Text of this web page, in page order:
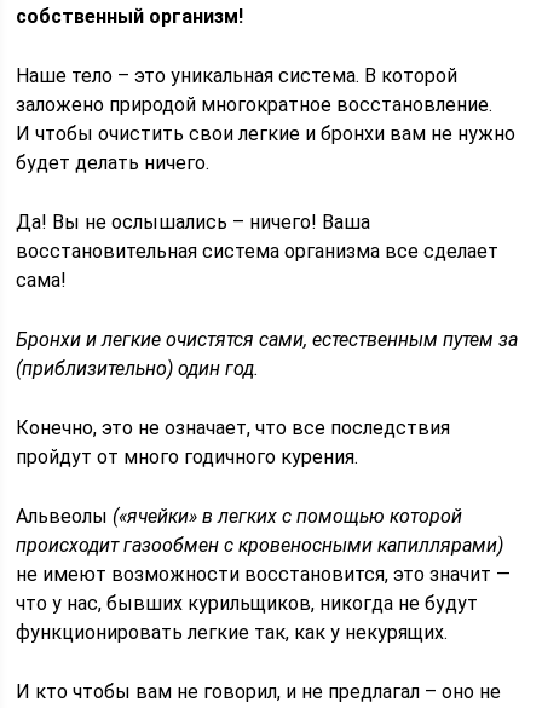
собственный организм!
Наше тело – это уникальная система. В которой
заложено природой многократное восстановление.
И чтобы очистить свои легкие и бронхи вам не нужно
будет делать ничего.
Да! Вы не ослышались – ничего! Ваша
восстановительная система организма все сделает
сама!
Бронхи и легкие очистятся сами, естественным путем за
(приблизительно) один год.
Конечно, это не означает, что все последствия
пройдут от много годичного курения.
Альвеолы («ячейки» в легких с помощью которой
происходит газообмен с кровеносными капиллярами)
не имеют возможности восстановится, это значит —
что у нас, бывших курильщиков, никогда не будут
функционировать легкие так, как у некурящих.
И кто чтобы вам не говорил, и не предлагал – оно не